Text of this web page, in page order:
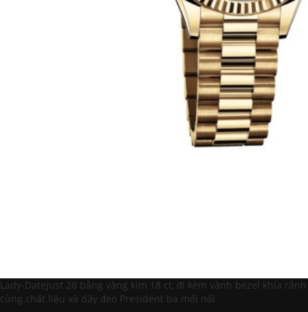
Lady-Datejust 28 bằng vàng kim 18 ct, đi kèm vành bezel khía rãnh
cùng chất liệu và dây đeo President ba mối nối